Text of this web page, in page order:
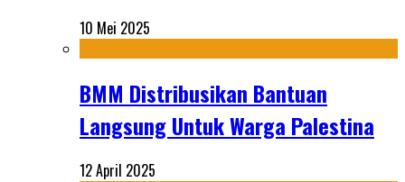
10 Mei 2025
BMM Distribusikan Bantuan
Langsung Untuk Warga Palestina
12 April 2025